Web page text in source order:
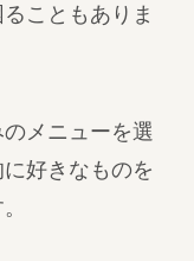
こともありま
メニューを選
好きなものを